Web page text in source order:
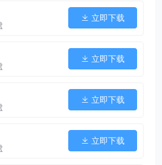
立即下载
立即下载
立即下载
立即下载